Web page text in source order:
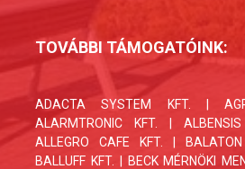
TOVÁBBI TÁMOGATÓINK:
ADACTA SYSTEM KFT. |
ALARMTRONIC KFT. |
ALLEGRO CAFE KFT. |
BALLUFF KFT. | BECK MÉRNÖKI